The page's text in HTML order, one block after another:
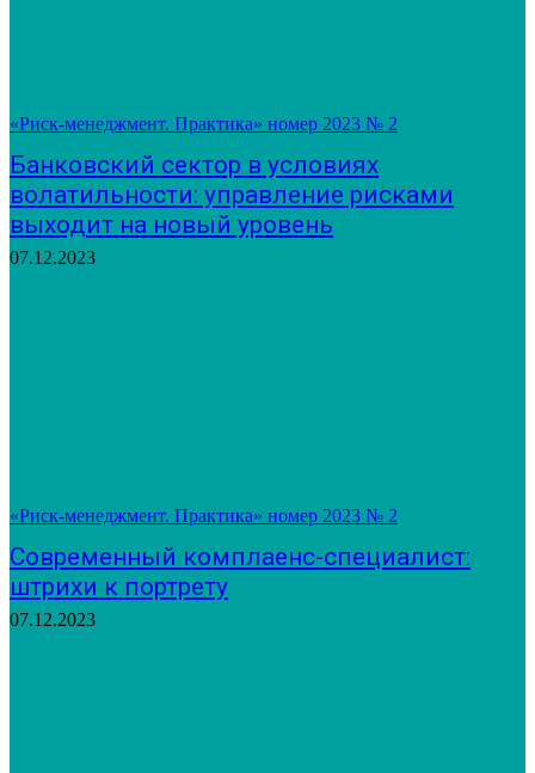
«Риск-менеджмент. Практика» номер 2023 № 2
Банковский сектор в условиях
волатильности: управление рисками
выходит на новый уровень
07.12.2023
«Риск-менеджмент. Практика» номер 2023 № 2
Современный комплаенс-специалист:
штрихи к портрету
07.12.2023